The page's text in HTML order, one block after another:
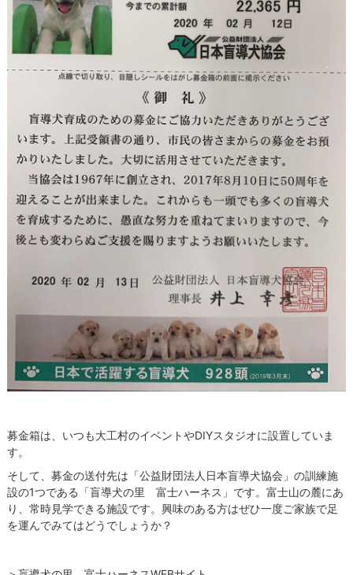
募金箱は、いつも大工村のイベントやDIYスタジオに設置していま
す。
そして、募金の送付先は「公益財団法人日本盲導犬協会」の訓練施
設の1つである「盲導犬の里 富士ハーネス」です。富士山の麓にあ
り、常時見学できる施設です。興味のある方はぜひ一度ご家族で足
を運んでみてはどうでしょうか？